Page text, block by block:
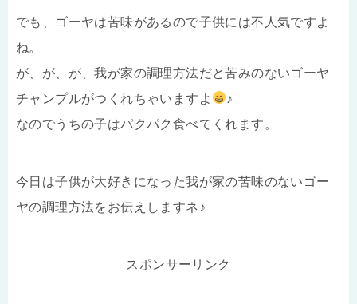
でも、ゴーヤは苦味があるので子供には不人気ですよ
ね。
が、が、が、我が家の調理方法だと苦みのないゴーヤ
チャンプルがつくれちゃいますよ
♪
なのでうちの子はパクパク食べてくれます。
今日は子供が大好きになった我が家の苦味のないゴー
ヤの調理方法をお伝えしますネ♪
スポンサーリンク